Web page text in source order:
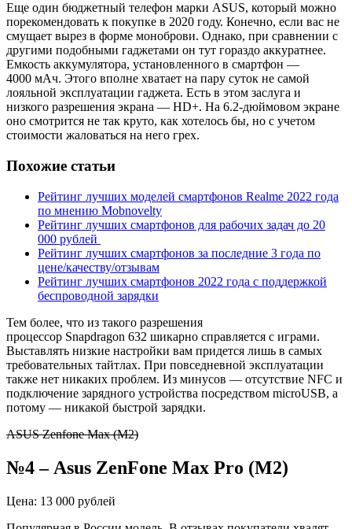
Еще один бюджетный телефон марки ASUS, который можно
порекомендовать к покупке в 2020 году. Конечно, если вас не
смущает вырез в форме моноброви. Однако, при сравнении с
другими подобными гаджетами он тут гораздо аккуратнее.
Емкость аккумулятора, установленного в смартфон —
4000 мАч. Этого вполне хватает на пару суток не самой
лояльной эксплуатации гаджета. Есть в этом заслуга и
низкого разрешения экрана — HD+. На 6.2-дюймовом экране
оно смотрится не так круто, как хотелось бы, но с учетом
стоимости жаловаться на него грех.
Похожие статьи
Рейтинг лучших моделей смартфонов Realme 2022 года
по мнению Mobnovelty
Рейтинг лучших смартфонов для рабочих задач до 20
000 рублей
Рейтинг лучших смартфонов за последние 3 года по
цене/качеству/отзывам
Рейтинг лучших смартфонов 2022 года с поддержкой
беспроводной зарядки
Тем более, что из такого разрешения
процессор Snapdragon 632 шикарно справляется с играми.
Выставлять низкие настройки вам придется лишь в самых
требовательных тайтлах. При повседневной эксплуатации
также нет никаких проблем. Из минусов — отсутствие NFC и
подключение зарядного устройства посредством microUSB, а
потому — никакой быстрой зарядки.
ASUS Zenfone Max (M2)
№4– Asus ZenFone Max Pro (M2)
Цена: 13 000 рублей